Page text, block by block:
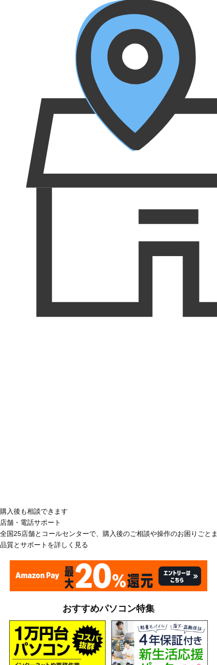
購入後も相談できます
店舗・電話サポート
全国25店舗とコールセンターで、購入後のご相談や操作のお困りごと
品質とサポートを詳しく見る
おすすめパソコン特集